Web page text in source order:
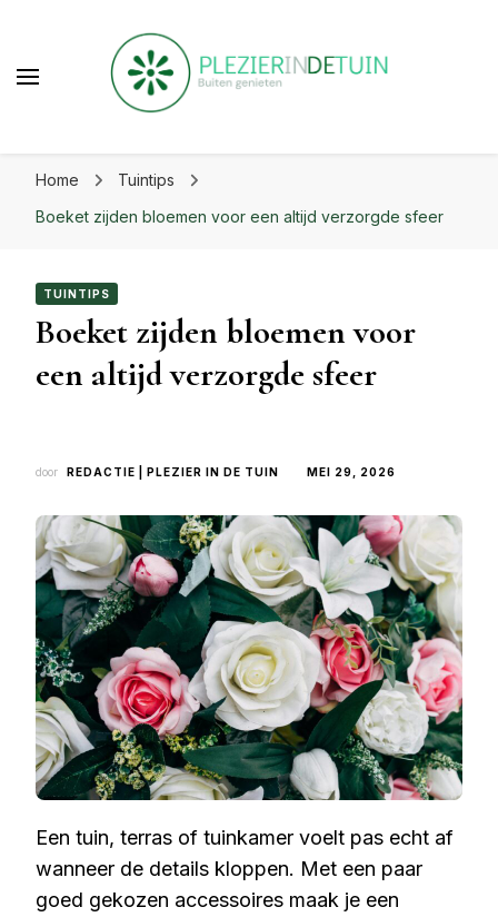
beste uit je tuin!
plezierindetuin.nl
Home
Tuintips
Boeket zijden bloemen voor een altijd verzorgde sfeer
TUINTIPS
Boeket zijden bloemen voor
een altijd verzorgde sfeer
door REDACTIE | PLEZIER IN DE TUIN MEI 29, 2026
Een tuin, terras of tuinkamer voelt pas echt af
wanneer de details kloppen. Met een paar
goed gekozen accessoires maak je een